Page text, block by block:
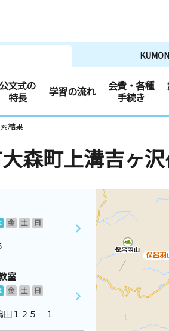
文式の
特長
学習の流れ
会費・各種
手続き
結果
森町上溝吉ヶ沢
金 土
日
室
金 土
日
１２５－１